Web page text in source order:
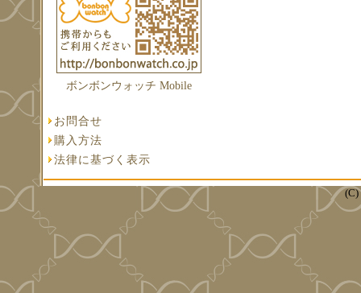
ボンボンウォッチ Mobile
お問合せ
購入方法
法律に基づく表示